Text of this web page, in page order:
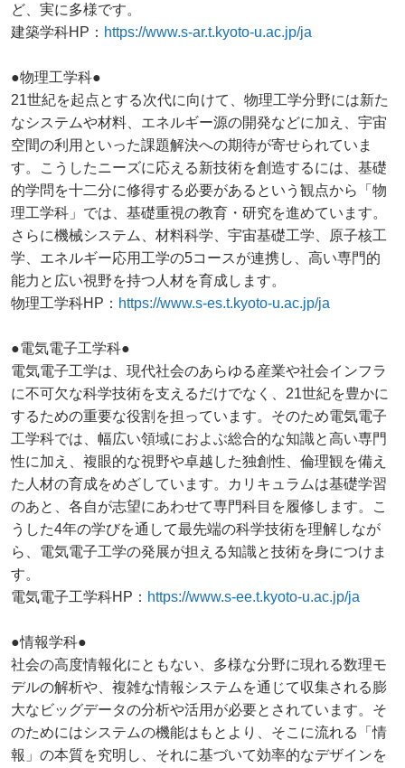
ど、実に多様です。
建築学科HP： https://www.s-ar.t.kyoto-u.ac.jp/ja
●物理工学科●
21世紀を起点とする次代に向けて、物理工学分野には新た
なシステムや材料、エネルギー源の開発などに加え、宇宙
空間の利用といった課題解決への期待が寄せられていま
す。こうしたニーズに応える新技術を創造するには、基礎
的学問を十二分に修得する必要があるという観点から「物
理工学科」では、基礎重視の教育・研究を進めています。
さらに機械システム、材料科学、宇宙基礎工学、原子核工
学、エネルギー応用工学の5コースが連携し、高い専門的
能力と広い視野を持つ人材を育成します。
物理工学科HP： https://www.s-es.t.kyoto-u.ac.jp/ja
●電気電子工学科●
電気電子工学は、現代社会のあらゆる産業や社会インフラ
に不可欠な科学技術を支えるだけでなく、21世紀を豊かに
するための重要な役割を担っています。そのため電気電子
工学科では、幅広い領域におよぶ総合的な知識と高い専門
性に加え、複眼的な視野や卓越した独創性、倫理観を備え
た人材の育成をめざしています。カリキュラムは基礎学習
のあと、各自が志望にあわせて専門科目を履修します。こ
うした4年の学びを通して最先端の科学技術を理解しなが
ら、電気電子工学の発展が担える知識と技術を身につけま
す。
電気電子工学科HP： https://www.s-ee.t.kyoto-u.ac.jp/ja
●情報学科●
社会の高度情報化にともない、多様な分野に現れる数理モ
デルの解析や、複雑な情報システムを通じて収集される膨
大なビッグデータの分析や活用が必要とされています。そ
のためにはシステムの機能はもとより、そこに流れる「情
報」の本質を究明し、それに基づいて効率的なデザインを